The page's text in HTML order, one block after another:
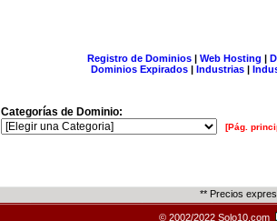
Registro de Dominios| Web Hosting |
Dominios Expirados | Industrias |
Categorías de Dominio:
[Pág.
** Precios
© 2002/2022 Solo10.com